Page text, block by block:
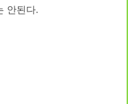
안된다.